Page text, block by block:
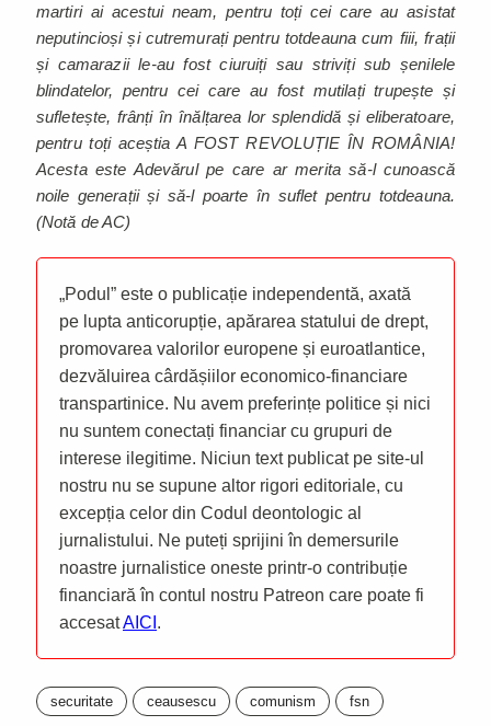
martiri ai acestui neam, pentru toți cei care au asistat
neputincioși și cutremurați pentru totdeauna cum fiii, frații
și camarazii le-au fost ciuruiți sau striviți sub șenilele
blindatelor, pentru cei care au fost mutilați trupește și
sufletește, frânți în înălțarea lor splendidă și eliberatoare,
pentru toți aceștia A FOST REVOLUȚIE ÎN ROMÂNIA!
Acesta este Adevărul pe care ar merita să-l cunoască
noile generații și să-l poarte în suflet pentru totdeauna.
(Notă de AC)
„Podul” este o publicație independentă, axată
pe lupta anticorupție, apărarea statului de drept,
promovarea valorilor europene și euroatlantice,
dezvăluirea cârdășiilor economico-financiare
transpartinice. Nu avem preferințe politice și nici
nu suntem conectați financiar cu grupuri de
interese ilegitime. Niciun text publicat pe site-ul
nostru nu se supune altor rigori editoriale, cu
excepția celor din Codul deontologic al
jurnalistului. Ne puteți sprijini în demersurile
noastre jurnalistice oneste printr-o contribuție
financiară în contul nostru Patreon care poate fi
accesatAICI .
securitate ceausescu comunism fsn